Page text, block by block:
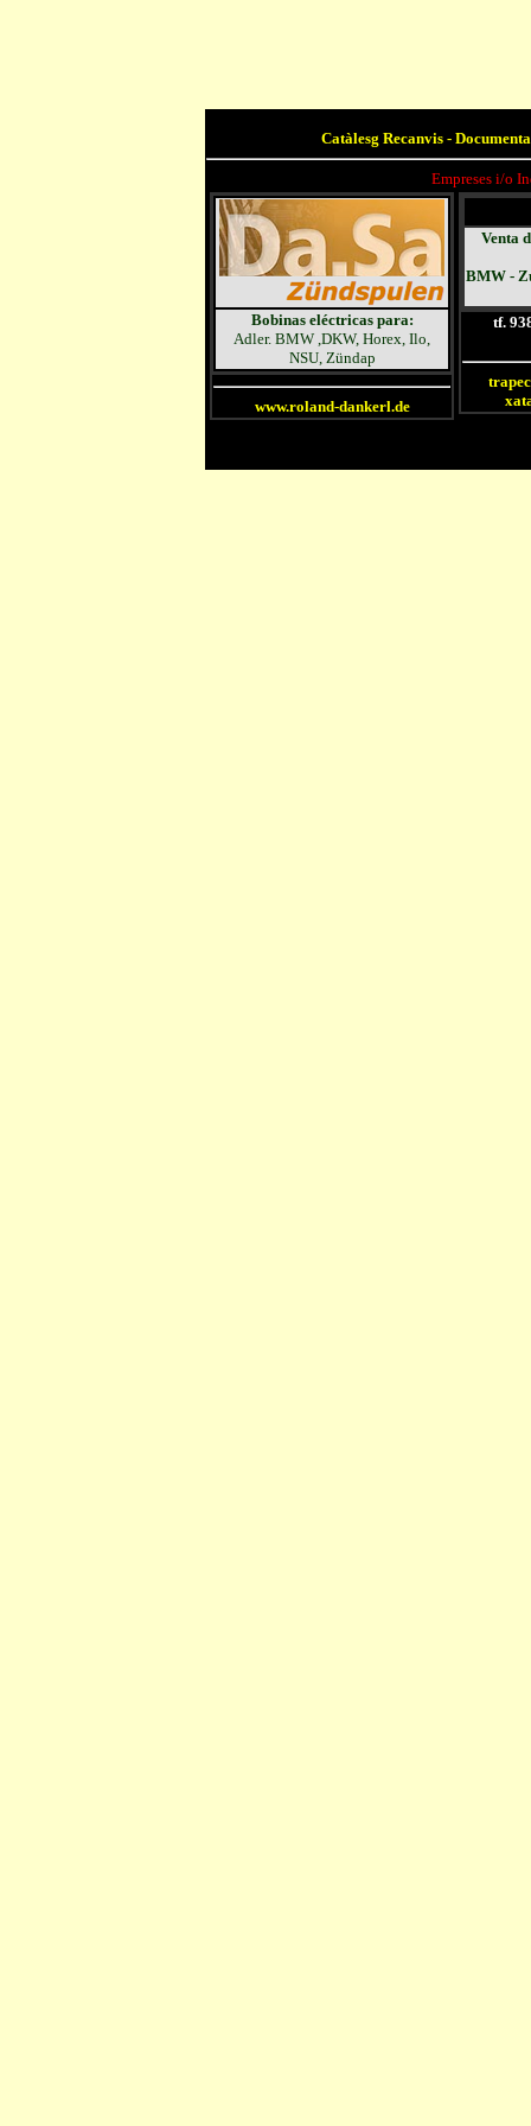
Catàlesg Recanvis -
Empreses i/o
Bobinas eléctricas para:
Adler. BMW ,DKW, Horex, Ilo,
NSU, Zündap
www.roland-dankerl.de
Venta
BMW -
tf.